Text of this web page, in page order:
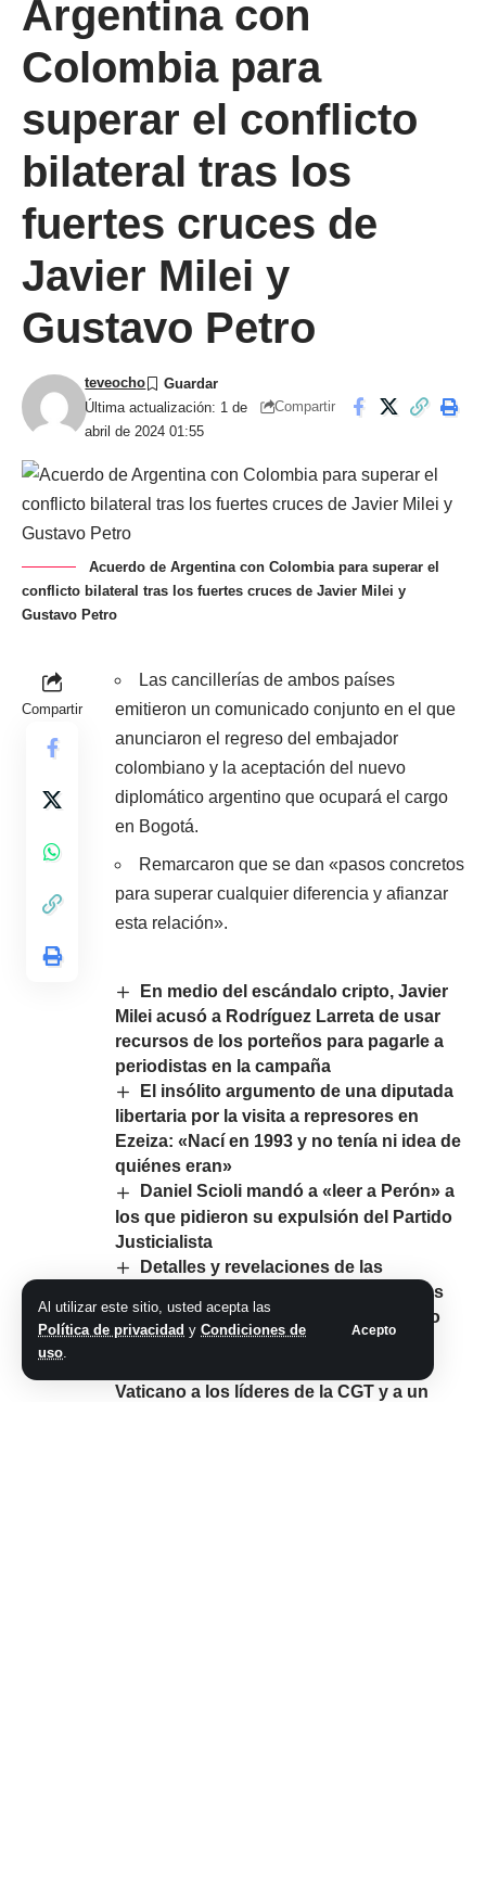
Al utilizar este sitio, usted acepta las
Política de privacidad y Condiciones de
uso.
Acepto
Argentina con
Colombia para
superar el conflicto
bilateral tras los
fuertes cruces de
Javier Milei y
Gustavo Petro
Última actualización: 1 de
abril de 2024 01:55
teveocho
Compartir
Acuerdo de Argentina con Colombia para superar el
conflicto bilateral tras los fuertes cruces de Javier Milei y
Gustavo Petro
Compartir
Las cancillerías de ambos países
emitieron un comunicado conjunto en el que
anunciaron el regreso del embajador
colombiano y la aceptación del nuevo
diplomático argentino que ocupará el cargo
en Bogotá.
Remarcaron que se dan «pasos concretos
para superar cualquier diferencia y afianzar
esta relación».
En medio del escándalo cripto, Javier
Milei acusó a Rodríguez Larreta de usar
recursos de los porteños para pagarle a
periodistas en la campaña
El insólito argumento de una diputada
libertaria por la visita a represores en
Ezeiza: «Nací en 1993 y no tenía ni idea de
quiénes eran»
Daniel Scioli mandó a «leer a Perón» a
los que pidieron su expulsión del Partido
Justicialista
Detalles y revelaciones de las
gestiones secretas con Estados Unidos
por el gendarme argentino secuestrado
en Venezuela
Vaticano a los líderes de la CGT y a un